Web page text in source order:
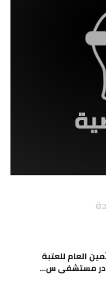
العام للعتبة
مستشفى س...